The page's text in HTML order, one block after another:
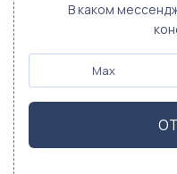
В каком
Max